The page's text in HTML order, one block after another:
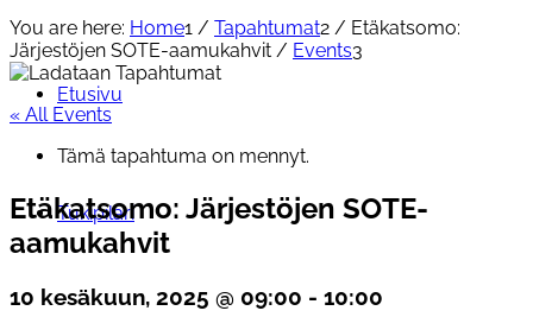
Etusivu
Tukipilari
You are here: Home1 / Tapahtumat2 / Etäkatsomo:
Järjestöjen SOTE-aamukahvit / Events3
« All Events
Tämä tapahtuma on mennyt.
Etäkatsomo: Järjestöjen SOTE-
aamukahvit
10 kesäkuun, 2025 @ 09:00 - 10:00